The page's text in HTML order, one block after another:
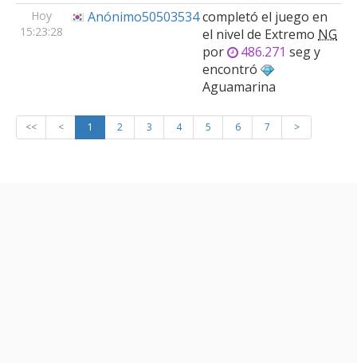
Hoy
15:23:28
Anónimo50503534completó el juego en
el nivel de Extremo NG
por
486.271 seg y
encontró
Aguamarina
<< < 1 2 3 4 5 6 7 >